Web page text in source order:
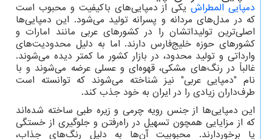
دمپایی المطراشیکی از دمپایی‌های باکیفیت و محبوب است
که در مدل‌های مردانه و پسرانه تولید می‌شود. این دمپایی‌ها
اصلی‌ترین تولیداتشان را در کشورهای عربی مانند امارات و
کشورهای حوزه خلیج‌فارس دارند. اما به دلیل محدودیت‌های
وارداتی و تولید محدود، در بازار کشور ما کمتر دیده می‌شوند.
غالباً در رنگ‌های مشکی، قهوه‌ای و عسلی عرضه می‌شوند و با
نام "دمپایی عربی" نیز شناخته می‌شوند که توانسته است
طرف‌داران زیادی را در ایران به خود جذب کند.
این دمپایی‌ها از جنس رویه چرمی و زیره طبی ساخته شده‌اند
که از مزایایی همچون تسهیل در راه‌رفتن و جلوگیری از خستگی
پا برخوردارند. محبوبیت آن‌ها به دلیل رنگ‌های جذاب،